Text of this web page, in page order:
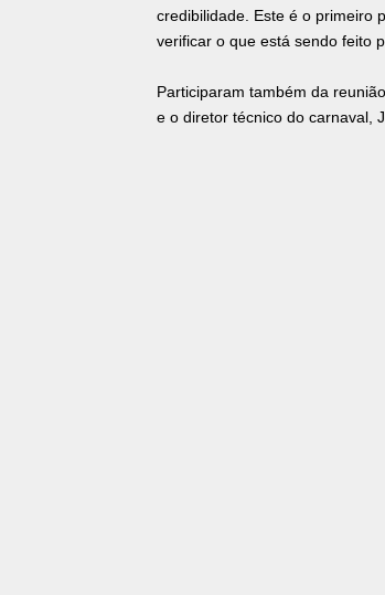
credibilidade. Este é o primeiro
verificar o que está sendo feito
Participaram também da
e o diretor técnico do carnaval,